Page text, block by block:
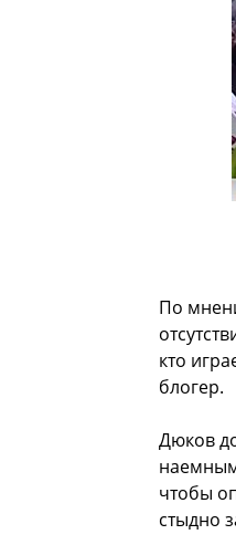
По
кто
блогер.
Дюков
чтобы
стыдно